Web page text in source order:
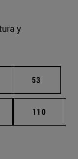
y
intermedias
Página
53
intermedias
Página
110